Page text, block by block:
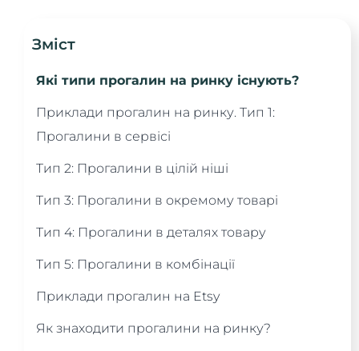
Зміст
Які типи прогалин на ринку існують?
Приклади прогалин на ринку. Тип 1:
Прогалини в сервісі
Тип 2: Прогалини в цілій ніші
Тип 3: Прогалини в окремому товарі
Тип 4: Прогалини в деталях товару
Тип 5: Прогалини в комбінації
Приклади прогалин на Etsy
Як знаходити прогалини на ринку?